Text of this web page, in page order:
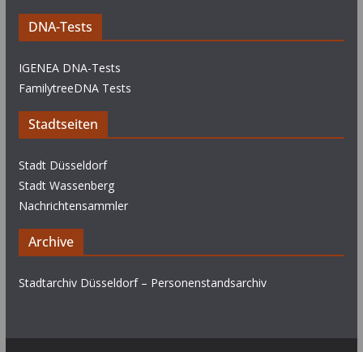
DNA-Tests
IGENEA DNA-Tests
FamilytreeDNA Tests
Stadtseiten
Stadt Düsseldorf
Stadt Wassenberg
Nachrichtensammler
Archive
Stadtarchiv Düsseldorf – Personenstandsarchiv